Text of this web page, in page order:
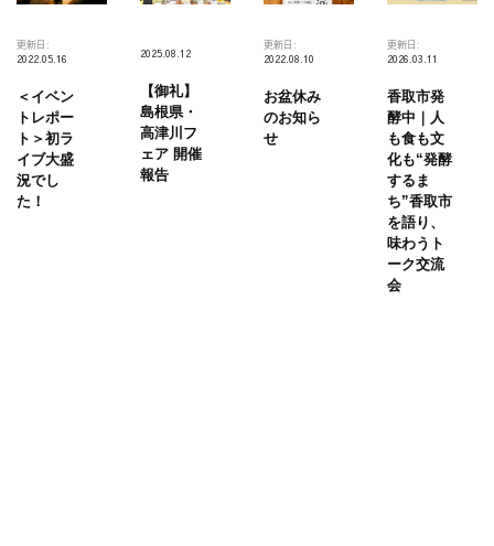
更新日:
2022.05.16
＜イベン
トレポー
ト＞初ラ
イブ大盛
況でし
た！
2025.08.12
【御礼】
島根県・
高津川フ
ェア 開催
報告
更新日:
2022.08.10
お盆休み
のお知ら
せ
更新日:
2026.03.11
香取市発
酵中｜人
も食も文
化も“発酵
するま
ち”香取市
を語り、
味わうト
ーク交流
会